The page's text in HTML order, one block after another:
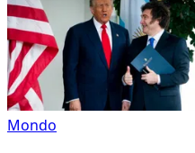
Mondo